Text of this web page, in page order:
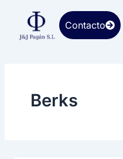
contenido
Contacto
Berks